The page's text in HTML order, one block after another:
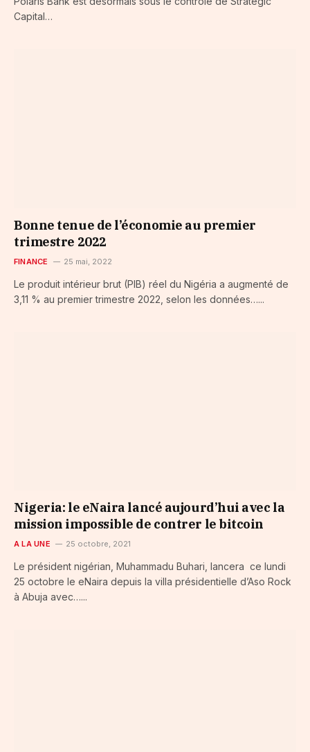
Capital…
Bonne tenue de l’économie au premier
trimestre 2022
FINANCE 25 mai, 2022
Le produit intérieur brut (PIB) réel du Nigéria a augmenté de
3,11 % au premier trimestre 2022, selon les données…...
Nigeria: le eNaira lancé aujourd’hui avec la
mission impossible de contrer le bitcoin
A LA UNE 25 octobre, 2021
Le président nigérian, Muhammadu Buhari, lancera ce lundi
25 octobre le eNaira depuis la villa présidentielle d’Aso Rock
à Abuja avec…...